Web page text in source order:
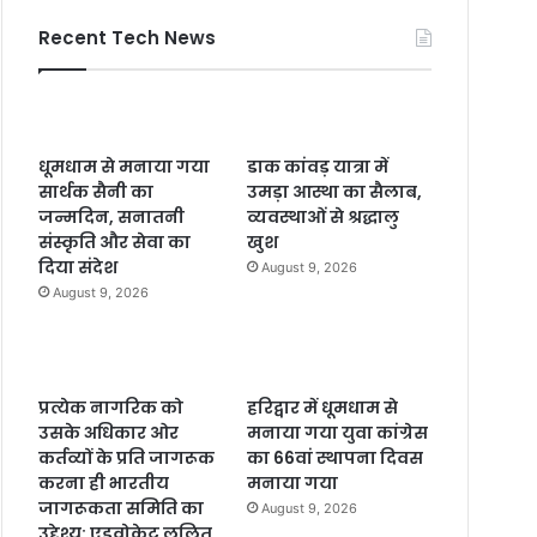
Recent Tech News
धूमधाम से मनाया गया
सार्थक सैनी का
जन्मदिन, सनातनी
संस्कृति और सेवा का
दिया संदेश
August 9, 2026
डाक कांवड़ यात्रा में
उमड़ा आस्था का सैलाब,
व्यवस्थाओं से श्रद्धालु
खुश
August 9, 2026
प्रत्येक नागरिक को
उसके अधिकार ओर
कर्तव्यों के प्रति जागरूक
करना ही भारतीय
जागरूकता समिति का
हरिद्वार में धूमधाम से
मनाया गया युवा कांग्रेस
का 66वां स्थापना दिवस
मनाया गया
August 9, 2026